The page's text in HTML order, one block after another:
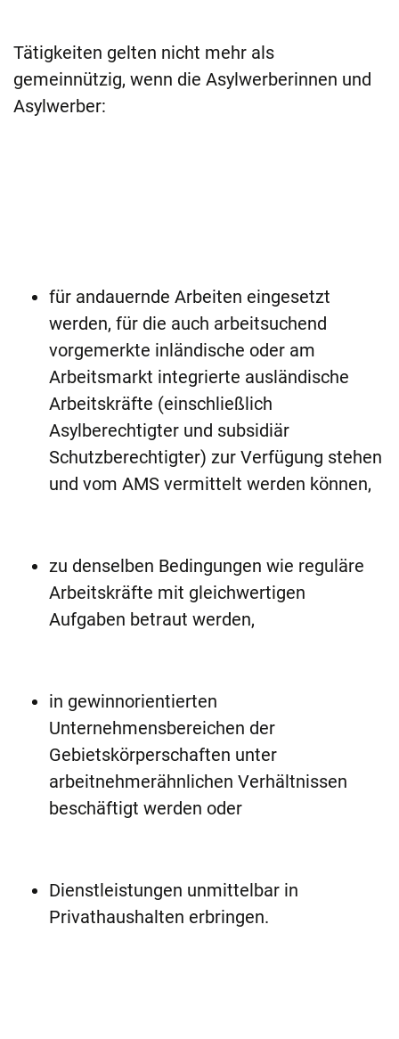
Tätigkeiten gelten nicht mehr als
gemeinnützig, wenn die Asylwerberinnen und
Asylwerber:
für andauernde Arbeiten eingesetzt
werden, für die auch arbeitsuchend
vorgemerkte inländische oder am
Arbeitsmarkt integrierte ausländische
Arbeitskräfte (einschließlich
Asylberechtigter und subsidiär
Schutzberechtigter) zur Verfügung stehen
und vom AMS vermittelt werden können,
zu denselben Bedingungen wie reguläre
Arbeitskräfte mit gleichwertigen
Aufgaben betraut werden,
in gewinnorientierten
Unternehmensbereichen der
Gebietskörperschaften unter
arbeitnehmerähnlichen Verhältnissen
beschäftigt werden oder
Dienstleistungen unmittelbar in
Privathaushalten erbringen.